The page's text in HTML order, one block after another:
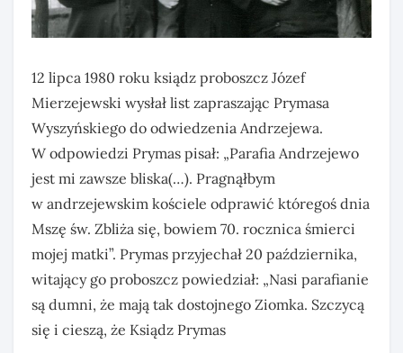
12 lipca 1980 roku ksiądz proboszcz Józef
Mierzejewski wysłał list zapraszając Prymasa
Wyszyńskiego do odwiedzenia Andrzejewa.
W odpowiedzi Prymas pisał: „Parafia Andrzejewo
jest mi zawsze bliska(…). Pragnąłbym
w andrzejewskim kościele odprawić któregoś dnia
Mszę św. Zbliża się, bowiem 70. rocznica śmierci
mojej matki”. Prymas przyjechał 20 października,
witający go proboszcz powiedział: „Nasi parafianie
są dumni, że mają tak dostojnego Ziomka. Szczycą
się i cieszą, że Ksiądz Prymas